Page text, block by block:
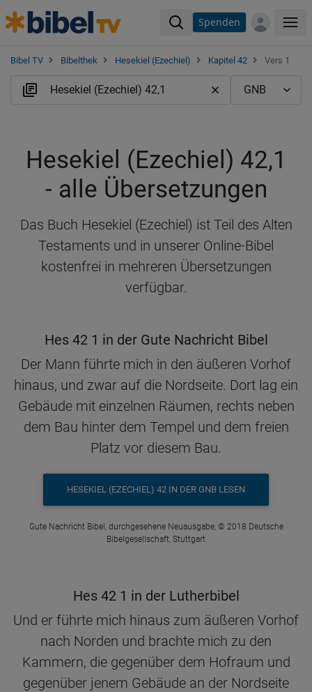
Spenden
Bibel TV Bibelthek Hesekiel (Ezechiel) Kapitel 42 Vers 1
Hesekiel (Ezechiel) 42,1
- alle Übersetzungen
Das Buch Hesekiel (Ezechiel) ist Teil des Alten
Testaments und in unserer Online-Bibel
kostenfrei in mehreren Übersetzungen
verfügbar.
Hes 42 1 in der Gute Nachricht Bibel
Der Mann führte mich in den äußeren Vorhof
hinaus, und zwar auf die Nordseite. Dort lag ein
Gebäude mit einzelnen Räumen, rechts neben
dem Bau hinter dem Tempel und dem freien
Platz vor diesem Bau.
HESEKIEL (EZECHIEL) 42 IN DER GNB LESEN
Gute Nachricht Bibel, durchgesehene Neuausgabe, © 2018 Deutsche
Bibelgesellschaft, Stuttgart
Hes 42 1 in der Lutherbibel
Und er führte mich hinaus zum äußeren Vorhof
nach Norden und brachte mich zu den
Kammern, die gegenüber dem Hofraum und
gegenüber jenem Gebäude an der Nordseite